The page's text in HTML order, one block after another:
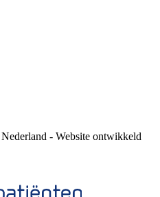
- Website ontwikkeld